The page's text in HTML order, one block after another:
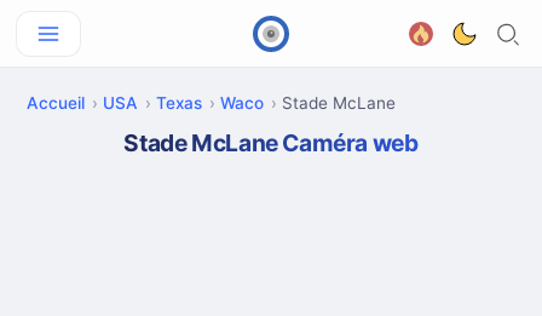
Accueil USA Texas Waco Stade McLane
Stade McLane Caméra web